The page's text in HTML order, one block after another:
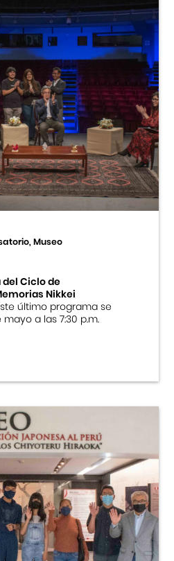
Museo
Ciclo de
Nikkei
último programa se
a las 7:30 p.m.